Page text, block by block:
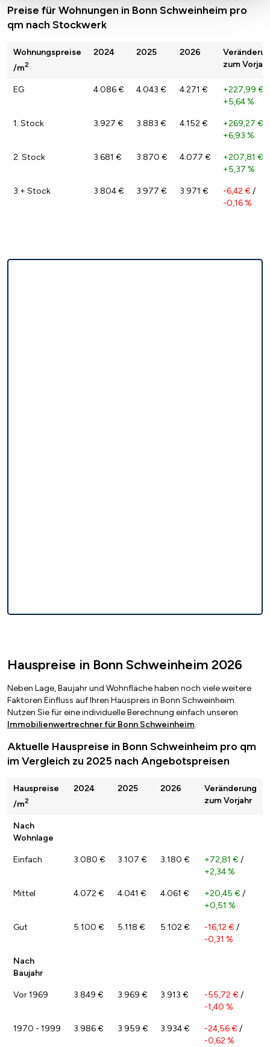
Preise für Wohnungen in Bonn Schweinheim pro
qm nach Stockwerk
Wohnungspreise
/m2
2024 2025 2026
zum Vorjahr
EG 4.086 € 4.043 € 4.271 € +227,99 €
+5,64 %
1. Stock 3.927 € 3.883 € 4.152 € +269,27 €
+6,93 %
2. Stock 3.681 € 3.870 € 4.077 € +207,81 €
+5,37 %
3.+ Stock 3.804 € 3.977 € 3.971 € -6,42 € /
-0,16 %
Hauspreise in Bonn Schweinheim 2026
Neben Lage, Baujahr und Wohnfläche haben noch viele weitere
Faktoren Einfluss auf Ihren Hauspreis in Bonn Schweinheim.
Nutzen Sie für eine individuelle Berechnung einfach unseren
Immobilienwertrechner für Bonn Schweinheim.
Aktuelle Hauspreise in Bonn Schweinheim pro qm
im Vergleich zu 2025 nach Angebotspreisen
Hauspreise
/m2
2024 2025 2026
Veränderung
zum Vorjahr
Nach
Wohnlage
Einfach 3.080 € 3.107 € 3.180 € +72,81 € /
+2,34 %
Mittel 4.072 € 4.041 € 4.061 € +20,45 € /
+0,51 %
Gut 5.100 € 5.118 € 5.102 € -16,12 € /
-0,31 %
Nach
Baujahr
Vor 1969 3.849 € 3.969 € 3.913 € -55,72 € /
-1,40 %
1970 - 1999 3.986 € 3.959 € 3.934 € -24,56 € /
-0,62 %